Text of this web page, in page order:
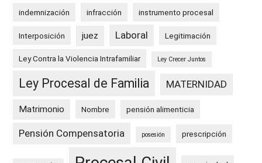
indemnización infracción instrumento procesal
Interposición juez Laboral Legitimación
Ley Contra la Violencia Intrafamiliar Ley Crecer Juntos
Ley Procesal de Familia MATERNIDAD
Matrimonio Nombre pensión alimenticia
Pensión Compensatoria posesión prescripción